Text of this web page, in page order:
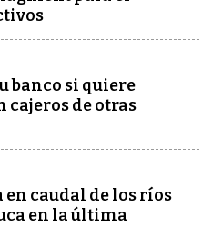
banco si quiere
de otras
caudal de los ríos
en la última